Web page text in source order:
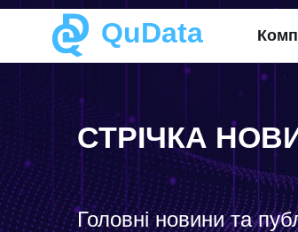
QuData
СТРІЧКА
Головні новини та